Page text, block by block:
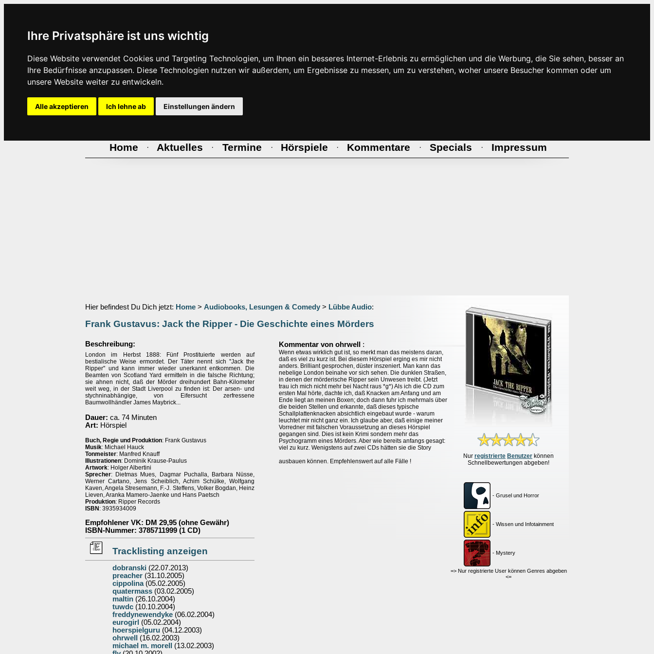
Ihre Privatsphäre ist uns wichtig
Diese Website verwendet Cookies und Targeting Technologien, um Ihnen ein besseres Internet-Erlebnis zu ermöglichen und die Werbung, die Sie sehen, besser an
Ihre Bedürfnisse anzupassen. Diese Technologien nutzen wir außerdem, um Ergebnisse zu messen, um zu verstehen, woher unsere Besucher kommen oder um
unsere Website weiter zu entwickeln.
Alle akzeptieren Ich lehne ab Einstellungen ändern
Home · Aktuelles · Termine · Hörspiele · Kommentare · Specials · Impressum
Hier befindest Du Dich jetzt: Home > Audiobooks, Lesungen & Comedy > Lübbe Audio:
Frank Gustavus: Jack the Ripper - Die Geschichte eines Mörders
Nur registrierte Benutzer können
Schnellbewertungen abgeben!
- Grusel und Horror
- Wissen und Infotainment
- Mystery
=> Nur registrierte User können Genres abgeben
<=
Beschreibung:
London im Herbst 1888: Fünf Prostituierte werden auf
bestialische Weise ermordet. Der Täter nennt sich ''Jack the
Ripper'' und kann immer wieder unerkannt entkommen. Die
Beamten von Scotland Yard ermitteln in die falsche Richtung;
sie ahnen nicht, daß der Mörder dreihundert Bahn-Kilometer
weit weg, in der Stadt Liverpool zu finden ist: Der arsen- und
stychninabhängige, von Eifersucht zerfressene
Baumwollhändler James Maybrick...
Dauer: ca. 74 Minuten
Art: Hörspiel
Buch, Regie und Produktion: Frank Gustavus
Musik: Michael Hauck
Tonmeister: Manfred Knauff
Illustrationen: Dominik Krause-Paulus
Artwork: Holger Albertini
Sprecher: Dietmas Mues, Dagmar Puchalla, Barbara Nüsse,
Werner Cartano, Jens Scheiblich, Achim Schülke, Wolfgang
Kaven, Angela Stresemann, F.-J. Steffens, Volker Bogdan, Heinz
Lieven, Aranka Mamero-Jaenke und Hans Paetsch
Produktion: Ripper Records
ISBN : 3935934009
Empfohlener VK: DM 29,95 (ohne Gewähr)
ISBN-Nummer: 3785711999 (1 CD)
Tracklisting anzeigen
dobranski (22.07.2013)
preacher (31.10.2005)
cippolina(05.02.2005)
quatermass (03.02.2005)
maltin (26.10.2004)
tuwdc (10.10.2004)
freddynewendyke (06.02.2004)
eurogirl (05.02.2004)
hoerspielguru (04.12.2003)
ohrwell
(16.02.2003)
michael m. morell
(13.02.2003)
Kommentar von ohrwell :
Wenn etwas wirklich gut ist, so merkt man das meistens daran,
daß es viel zu kurz ist. Bei diesem Hörspiel erging es mir nicht
anders. Brilliant gesprochen, düster inszeniert. Man kann das
nebelige London beinahe vor sich sehen. Die dunklen Straßen,
in denen der mörderische Ripper sein Unwesen treibt. (Jetzt
trau ich mich nicht mehr bei Nacht raus *g*) Als ich die CD zum
ersten Mal hörte, dachte ich, daß Knacken am Anfang und am
Ende liegt an meinen Boxen; doch dann fuhr ich mehrmals über
die beiden Stellen und erkannte, daß dieses typische
Schallplattenknacken absichtlich eingebaut wurde - warum
leuchtet mir nicht ganz ein. Ich glaube aber, daß einige meiner
Vorredner mit falschen Voraussetzung an dieses Hörspiel
gegangen sind. Dies ist kein Krimi sondern mehr das
Psychogramm eines Mörders. Aber wie bereits anfangs gesagt:
viel zu kurz. Wenigstens auf zwei CDs hätten sie die Story
ausbauen können. Empfehlenswert auf alle Fälle !